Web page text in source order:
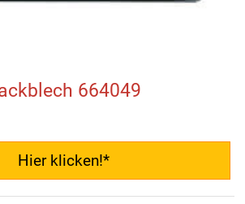
664049
Hier klicken!*